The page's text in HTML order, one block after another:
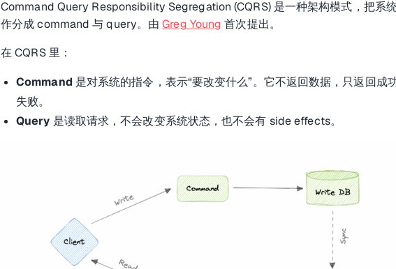
Command Query Responsibility Segregation (CQRS) 是一种架构模式，把系
作分成 command 与 query。由Greg Young 首次提出。
在 CQRS 里：
Command 是对系统的指令，表示“要改变什么”。它不返回数据，只返回成
失败。
Query 是读取请求，不会改变系统状态，也不会有 side effects。